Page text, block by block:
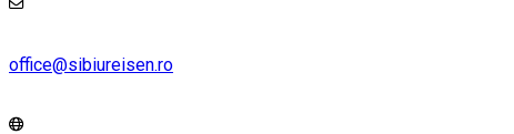
office@sibiureisen.ro